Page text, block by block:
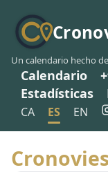
Un calendario hecho
Calendario
Estadísticas
CA ES EN